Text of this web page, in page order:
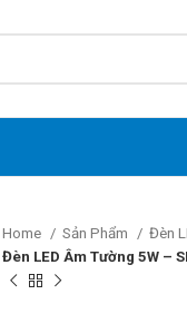
Home Sản Phẩm
Đèn
Đèn LED Âm Tường 5W –